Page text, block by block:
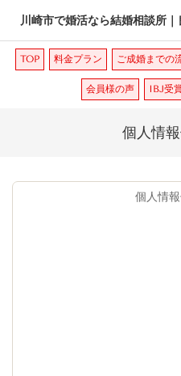
川崎市で婚活なら結婚相談所
TOP 料金プラン ご成婚までの
会員様の声 IBJ受
個人情
個人情